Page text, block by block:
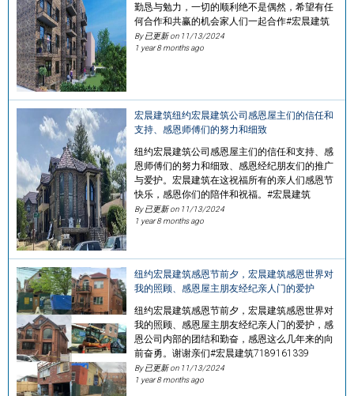
勤恳与勉力，一切的顺利绝不是偶然，希望有任
何合作和共赢的机会家人们一起合作#宏晨建筑
By 已更新 on 11/13/2024
1 year 8 months ago
宏晨建筑纽约宏晨建筑公司感恩屋主们的信任和
支持、感恩师傅们的努力和细致
纽约宏晨建筑公司感恩屋主们的信任和支持、感
恩师傅们的努力和细致、感恩经纪朋友们的推广
与爱护。宏晨建筑在这祝福所有的亲人们感恩节
快乐，感恩你们的陪伴和祝福。#宏晨建筑
By 已更新 on 11/13/2024
1 year 8 months ago
纽约宏晨建筑感恩节前夕，宏晨建筑感恩世界对
我的照顾、感恩屋主朋友经纪亲人门的爱护
纽约宏晨建筑感恩节前夕，宏晨建筑感恩世界对
我的照顾、感恩屋主朋友经纪亲人门的爱护，感
恩公司内部的团结和勤奋，感恩这么几年来的向
前奋勇。谢谢亲们#宏晨建筑7189161339
By 已更新 on 11/13/2024
1 year 8 months ago